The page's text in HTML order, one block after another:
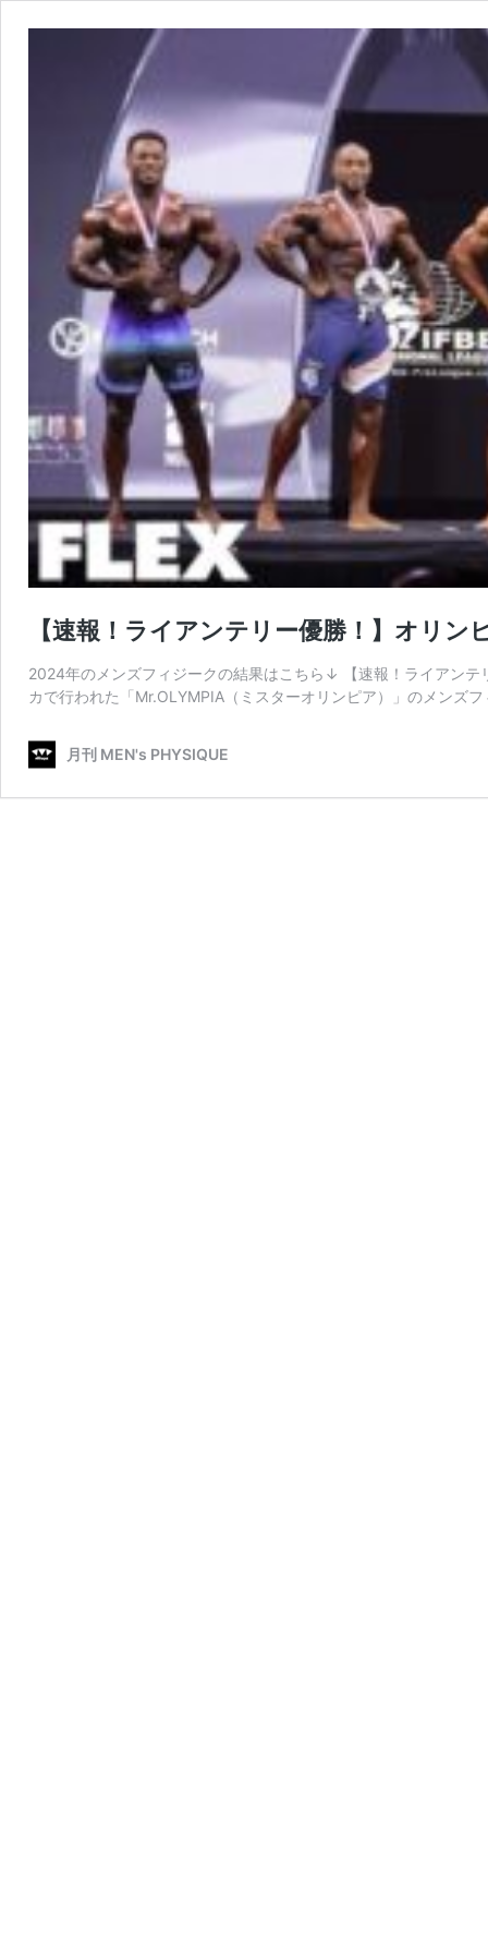
【速報！ライアンテリー優勝！】オリ
2024年のメンズフィジークの結果はこちら↓ 【速報！ライアン
カで行われた「Mr.OLYMPIA（ミスターオリンピア）」のメンズ
月刊 MEN's PHYSIQUE